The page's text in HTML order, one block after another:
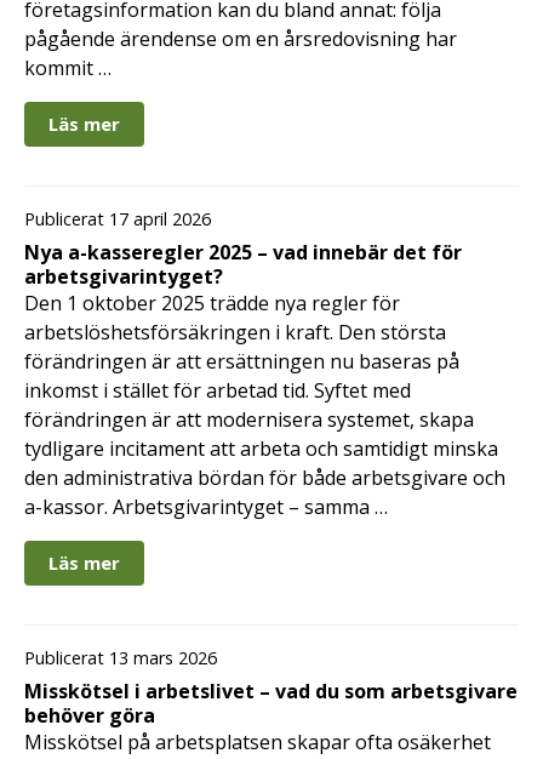
företagsinformation kan du bland annat: följa
pågående ärendense om en årsredovisning har
kommit …
Läs mer
Publicerat 17 april 2026
Nya a-kasseregler 2025 – vad innebär det för
arbetsgivarintyget?
Den 1 oktober 2025 trädde nya regler för
arbetslöshetsförsäkringen i kraft. Den största
förändringen är att ersättningen nu baseras på
inkomst i stället för arbetad tid. Syftet med
förändringen är att modernisera systemet, skapa
tydligare incitament att arbeta och samtidigt minska
den administrativa bördan för både arbetsgivare och
a-kassor. Arbetsgivarintyget – samma …
Läs mer
Publicerat 13 mars 2026
Misskötsel i arbetslivet – vad du som arbetsgivare
behöver göra
Misskötsel på arbetsplatsen skapar ofta osäkerhet